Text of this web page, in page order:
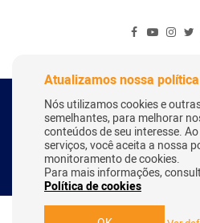
Copyright Webitcoin 2018 -
Desenvolvido por:
Atualizamos nossa
Nós utilizamos cookies e
semelhantes, para melhorar
conteúdos de seu interesse.
serviços, você aceita a nossa
monitoramento de cookies.
Para mais informações,
Política de cookies